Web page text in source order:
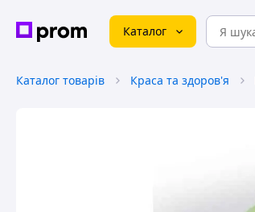
Каталог
Каталог товарів Краса та здоров'я